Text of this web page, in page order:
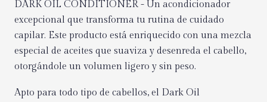
DARK OIL CONDITIONER - Un acondicionador
excepcional que transforma tu rutina de cuidado
capilar. Este producto está enriquecido con una mezcla
especial de aceites que suaviza y desenreda el cabello,
otorgándole un volumen ligero y sin peso.
Apto para todo tipo de cabellos, el Dark Oil